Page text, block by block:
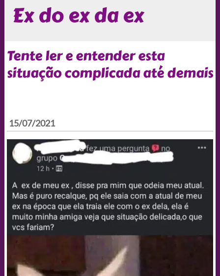
Ex do ex da ex
Tente ler e entender esta
situação complicada até demais
15/07/2021